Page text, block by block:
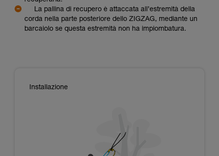
La pallina di recupero è attaccata all’estremità della
corda nella parte posteriore dello ZIGZAG, mediante un
barcaiolo se questa estremità non ha impiombatura.
Installazione